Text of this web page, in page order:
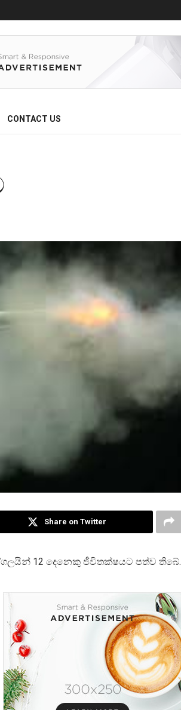
CONTACT US
Share on Twitter
12 දෙනෙකු ජීවිතක්ෂයට පත්ව තිබේ.